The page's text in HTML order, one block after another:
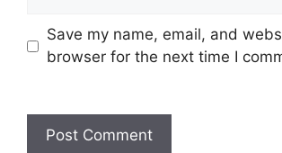
Save my name, email, and
browser for the next time I